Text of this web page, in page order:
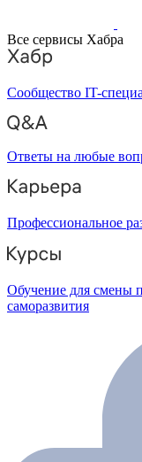
Все сервисы Хабра
Сообщество IT-
Ответы на любые
Профессиональное
Обучение для смены
саморазвития